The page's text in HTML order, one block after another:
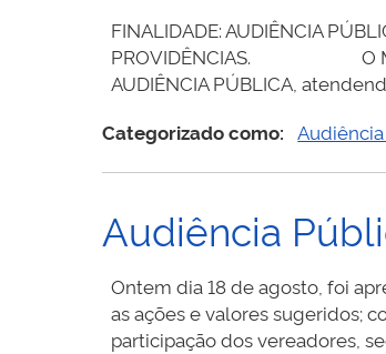
FINALIDADE: AUDIÊNCIA
PROVIDÊNCIAS. O
AUDIÊNCIA PÚBLICA,
Categorizado como:
Audiência
Ontem dia 18 de agosto, foi
as ações e valores sugeridos;
participação dos vereadores,